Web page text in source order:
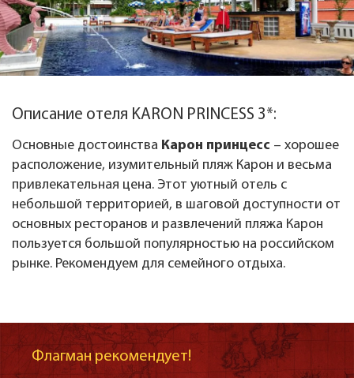
Описание отеля KARON PRINCESS 3*:
Основные достоинства Карон принцесс – хорошее
расположение, изумительный пляж Карон и весьма
привлекательная цена. Этот уютный отель с
небольшой территорией, в шаговой доступности от
основных ресторанов и развлечений пляжа Карон
пользуется большой популярностью на российском
рынке. Рекомендуем для семейного отдыха.
Флагман рекомендует!